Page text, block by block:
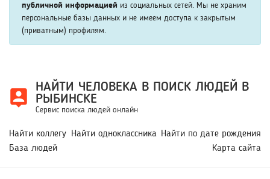
Дополнительная информация помогает быстрее
определить нужного человека среди похожих профилей.
публичной информацией из социальных сетей. Мы не храним
персональные базы данных и не имеем доступа к закрытым
(приватным) профилям.
НАЙТИ ЧЕЛОВЕКА В ПОИСК ЛЮДЕЙ В
РЫБИНСКЕ
Сервис поиска людей онлайн
Найти коллегу Найти одноклассника Найти по дате рождения
База людей
Карта сайта